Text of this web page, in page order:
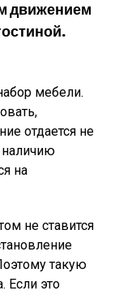
движением
мебели.
отдается не
на
не ставится
такую
Если это